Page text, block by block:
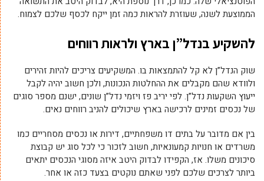
הממוצעת לשנה, שעוזרת להראות כמה זמן ייקח לכסף שלכם לצמוח.
להשקיע בנדל”ן בארץ ולראות רווחים
שוק הנדל”ן לא קל להתמצאות בו. המשקיעים צריכים להיות זהירים
ולוודא שהם מקבלים את ההחלטות הנכונות, ולכן חשוב יהיה לקבל
ייעוץ השקעות נדל”ן. לפי יריב פז ויזמי נדל”ן שונים, ישנם מספר סוגים
של נכסים זמינים לרכישה בארץ שיכולים להניב רווחים נאים.
בין אם מדובר על בתים דו משפחתיים, דירות או נכסים מסחריים כמו
משרדים או חנויות קמעונאיות, חשוב לזכור כי לכל סוג יש קבוצת
סיכונים משלו. אז, הקפידו לבדוק היטב איזה מסוגי הנכסים יתאים
ביותר לצרכים שלכם לפני שאתם נוקטים בצעד כזה או אחר.